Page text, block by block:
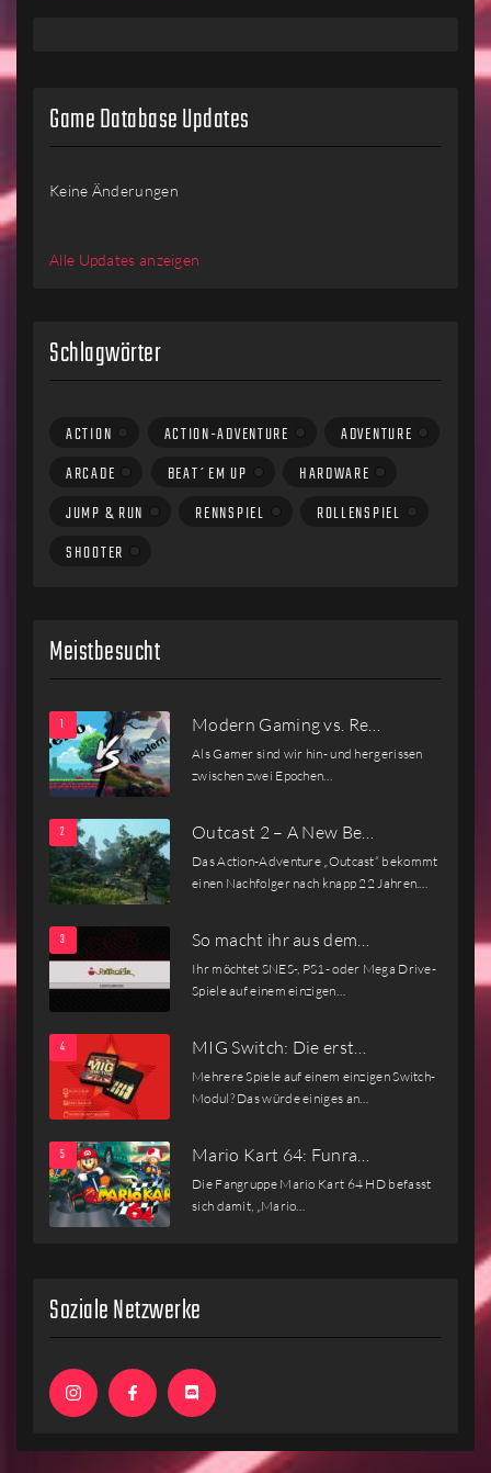
Game Database Updates
Keine Änderungen
Alle Updates anzeigen
Schlagwörter
ACTION ACTION-ADVENTURE
ADVENTURE
ARCADE
BEAT´EM UP
HARDWARE
JUMP & RUN
RENNSPIEL
ROLLENSPIEL
SHOOTER
Meistbesucht
Modern Gaming vs. Re…
Als Gamer sind wir hin- und hergerissen
zwischen zwei Epochen…
Outcast 2 – A New Be…
Das Action-Adventure „Outcast“ bekommt
einen Nachfolger nach knapp 22 Jahren.…
So macht ihr aus dem…
Ihr möchtet SNES-, PS1- oder Mega Drive-
Spiele auf einem einzigen…
MIG Switch: Die erst…
Mehrere Spiele auf einem einzigen Switch-
Modul? Das würde einiges an…
Mario Kart 64: Funra…
Die Fangruppe Mario Kart 64 HD befasst
sich damit, „Mario…
Soziale Netzwerke